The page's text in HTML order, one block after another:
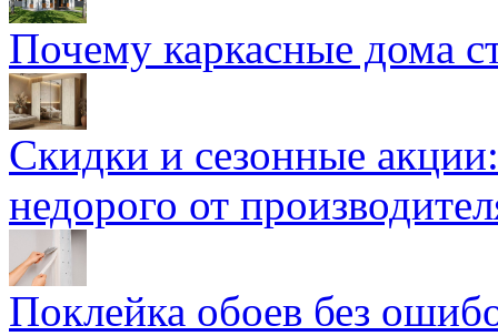
Почему каркасные дома
Скидки и сезонные
недорого от
Поклейка обоев без